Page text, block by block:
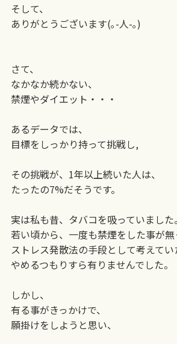
そして、
ありがとうございます(｡-人-｡)
さて、
なかなか続かない、
禁煙やダイエット・・・
あるデータでは、
目標をしっかり持って挑戦し,
その挑戦が、1年以上続いた人は、
たったの7%だそうです。
実は私も昔、タバコを吸っていました。
若い頃から、一度も禁煙をした事が無
ストレス発散法の手段として考えてい
やめるつもりすら有りませんでした。
しかし、
有る事がきっかけで、
願掛けをしようと思い、